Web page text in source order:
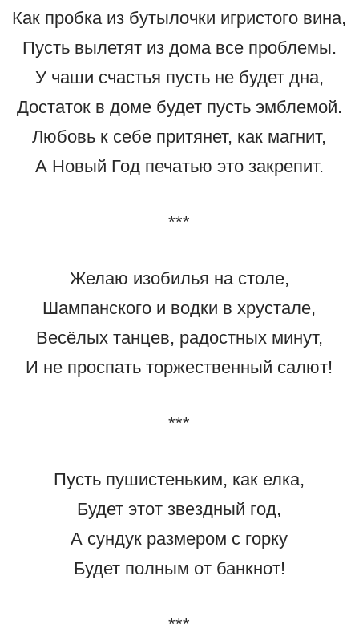
Как пробка из бутылочки игристого вина,
Пусть вылетят из дома все проблемы.
У чаши счастья пусть не будет дна,
Достаток в доме будет пусть эмблемой.
Любовь к себе притянет, как магнит,
А Новый Год печатью это закрепит.
***
Желаю изобилья на столе,
Шампанского и водки в хрустале,
Весёлых танцев, радостных минут,
И не проспать торжественный салют!
***
Пусть пушистеньким, как елка,
Будет этот звездный год,
А сундук размером с горку
Будет полным от банкнот!
***